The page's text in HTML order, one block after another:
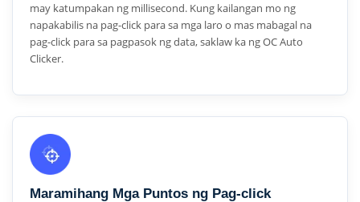
may katumpakan ng millisecond. Kung kailangan mo ng
napakabilis na pag-click para sa mga laro o mas mabagal na
pag-click para sa pagpasok ng data, saklaw ka ng OC Auto
Clicker.
Maramihang Mga Puntos ng Pag-click